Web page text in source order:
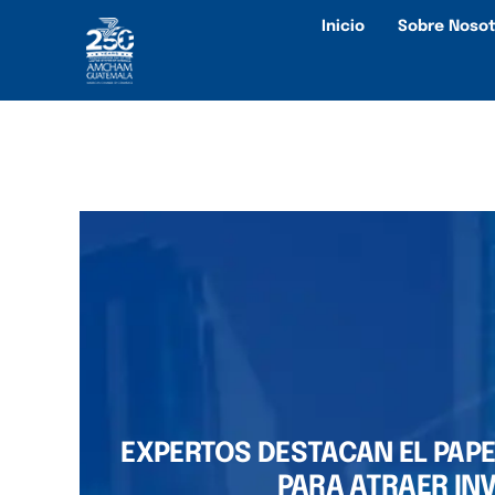
Inicio Sobre
EXPERTOS DESTACAN EL
PARA ATRAER